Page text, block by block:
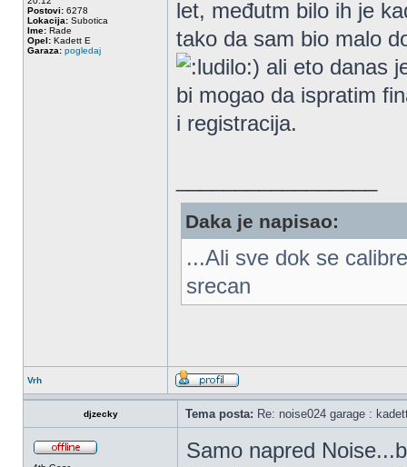
Postovi: 6278
Lokacija: Subotica
Ime: Rade
Opel: Kadett E
Garaza: pogledaj
let, međutm bilo ih je
tako da sam bio malo
) ali eto danas
bi mogao da ispratim
i registracija.
Daka je napisao:
...Ali sve dok se
srecan
Vrh
djzecky Tema posta: Re: noise024 garage :
Samo napred